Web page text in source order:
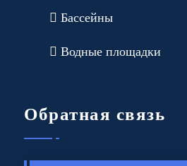
Бассейны
Водные площадки
Обратная связь